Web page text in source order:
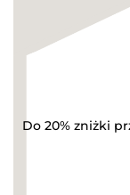
Do 20% zniżki